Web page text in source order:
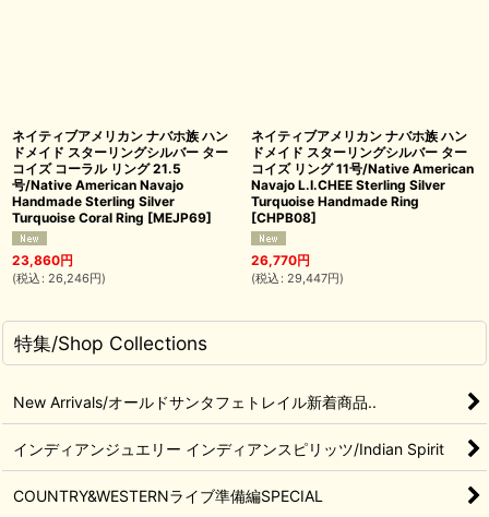
ネイティブアメリカン ナバホ族 ハン
ドメイド スターリングシルバー ター
コイズ コーラル リング 21.5
号/Native American Navajo
Handmade Sterling Silver
Turquoise Coral Ring [MEJP69]
23,860円
(税込 : 26,246円)
ネイティブアメリカン ナバホ族 ハン
ドメイド スターリングシルバー ター
コイズ リング 11号/Native American
Navajo L.I.CHEE Sterling Silver
Turquoise Handmade Ring
[CHPB08]
26,770円
(税込 : 29,447円)
特集/Shop Collections
New Arrivals/オールドサンタフェトレイル新着商品..
インディアンジュエリー インディアンスピリッツ/Indian Spirit
COUNTRY&WESTERNライブ準備編SPECIAL